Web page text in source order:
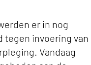
er in nog
tegen invoering van
Vandaag